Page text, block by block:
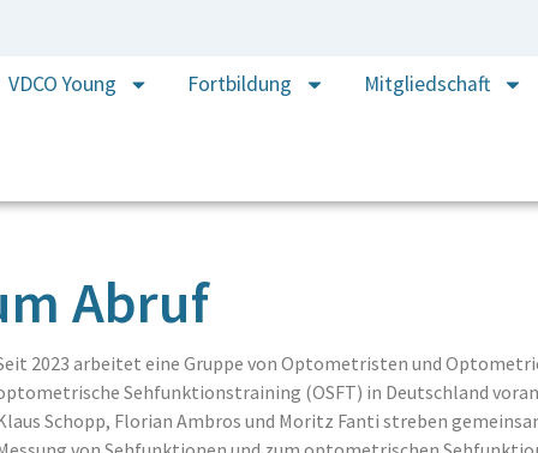
VDCO Young Fortbildung Mitgliedschaft
Abruf
2023 arbeitet eine Gruppe von Optometristen und
Sehfunktionstraining (OSFT) in Deutschland
Schopp, Florian Ambros und Moritz Fanti streben